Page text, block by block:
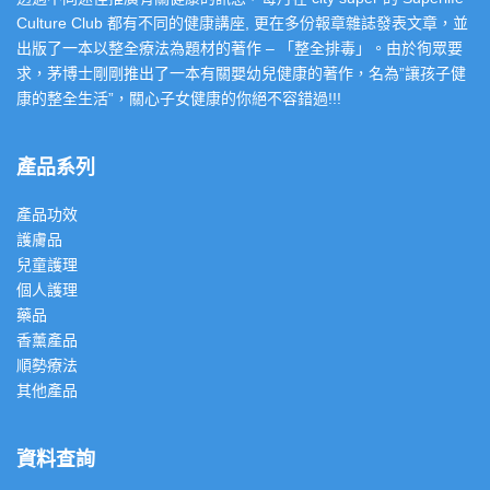
Culture Club 都有不同的健康講座, 更在多份報章雜誌發表文章，並
出版了一本以整全療法為題材的著作 – 「整全排毒」。由於徇眾要
求，茅博士剛剛推出了一本有關嬰幼兒健康的著作，名為”讓孩子健
康的整全生活”，關心子女健康的你絕不容錯過!!!
產品系列
產品功效
護膚品
兒童護理
個人護理
藥品
香薰產品
順勢療法
其他產品
資料查詢